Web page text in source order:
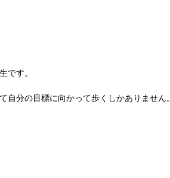
です。
自分の目標に向かって歩くしかありません。